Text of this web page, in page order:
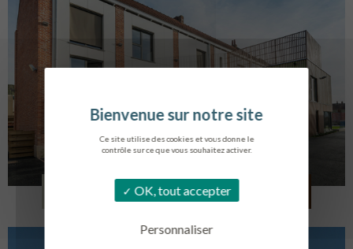
Ce site utilise des cookies et vous donne le
contrôle sur ce que vous souhaitez activer.
OK, tout accepter
Personnaliser
LOG. JEUNES TRAVAILLEURS